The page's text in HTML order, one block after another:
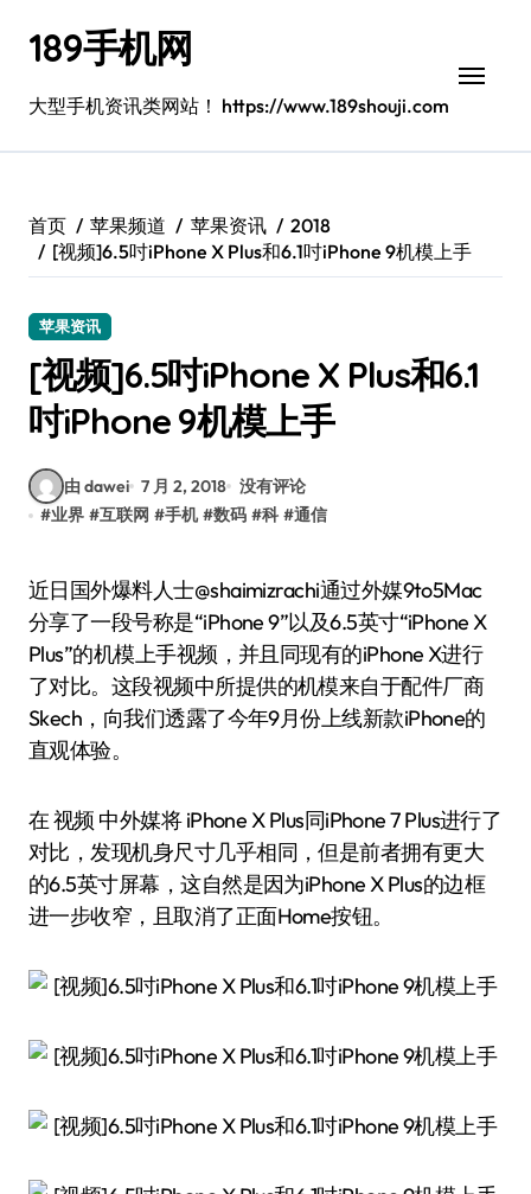
189手机网
大型手机资讯类网站！ https://www.189shouji.com
首页 苹果频道 苹果资讯
2018
[视频]6.5吋iPhone X Plus和6.1吋iPhone 9机模上手
苹果资讯
[视频]6.5吋iPhone X Plus和6.1
吋iPhone 9机模上手
由 dawei 7 月 2, 2018 没有评论
#业界 #互联网 #手机 #数码 #科 #通信
近日国外爆料人士@shaimizrachi通过外媒9to5Mac
分享了一段号称是“iPhone 9”以及6.5英寸“iPhone X
Plus”的机模上手视频，并且同现有的iPhone X进行
了对比。这段视频中所提供的机模来自于配件厂商
Skech，向我们透露了今年9月份上线新款iPhone的
直观体验。
在 视频 中外媒将 iPhone X Plus同iPhone 7 Plus进行了
对比，发现机身尺寸几乎相同，但是前者拥有更大
的6.5英寸屏幕，这自然是因为iPhone X Plus的边框
进一步收窄，且取消了正面Home按钮。